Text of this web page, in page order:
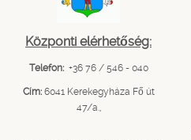
Központi elérhetőség:
Telefon: +36 76 / 546 - 040
Cím: 6041 Kerekegyháza Fő út
47/a.,